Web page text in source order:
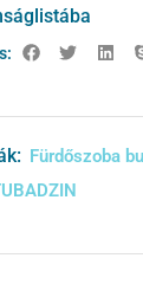
Fürdőszoba